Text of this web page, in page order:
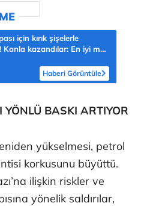
için kırık şişelerle
Kanla kazandılar: En iyi maç
Haberi Görüntüle
BASKI ARTIYOR
yükselmesi, petrol
korkusunu büyüttü.
ilişkin riskler ve
yönelik saldırılar,